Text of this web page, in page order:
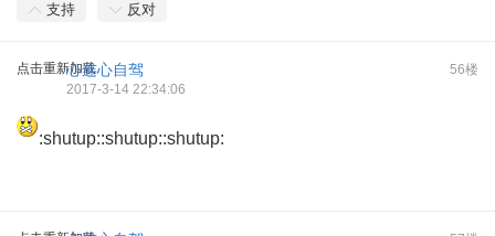
支持 反对
点击重新加载 56楼
心连心自驾
2017-3-14 22:34:06
:shutup::shutup::shutup: